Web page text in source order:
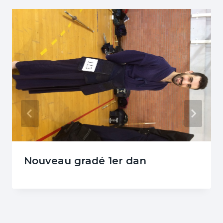
Nouveau gradé 1er dan